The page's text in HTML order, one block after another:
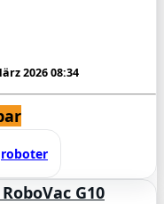
2026 08:34
G10